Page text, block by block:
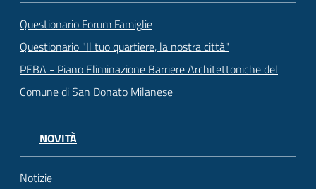
Questionario Forum Famiglie
Questionario "Il tuo quartiere, la nostra città"
PEBA - Piano Eliminazione Barriere Architettoniche del
Comune di San Donato Milanese
NOVITÀ
Notizie